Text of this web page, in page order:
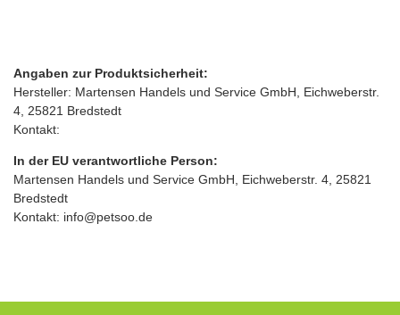
Angaben zur Produktsicherheit:
Hersteller: Martensen Handels und Service GmbH, Eichweberstr.
4, 25821 Bredstedt
Kontakt:
In der EU verantwortliche Person:
Martensen Handels und Service GmbH, Eichweberstr. 4, 25821
Bredstedt
Kontakt: info@petsoo.de